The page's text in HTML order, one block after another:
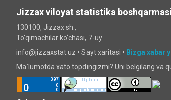
Jizzax viloyat statistika boshqarmasi
130100, Jizzax sh.,
To'qimachilar ko‘chаsi, 7-uy
info@jizzaxstat.uz • Sayt xaritasi • Bizga xabar
Ma`lumotda xato topdingizmi? Uni belgilang va